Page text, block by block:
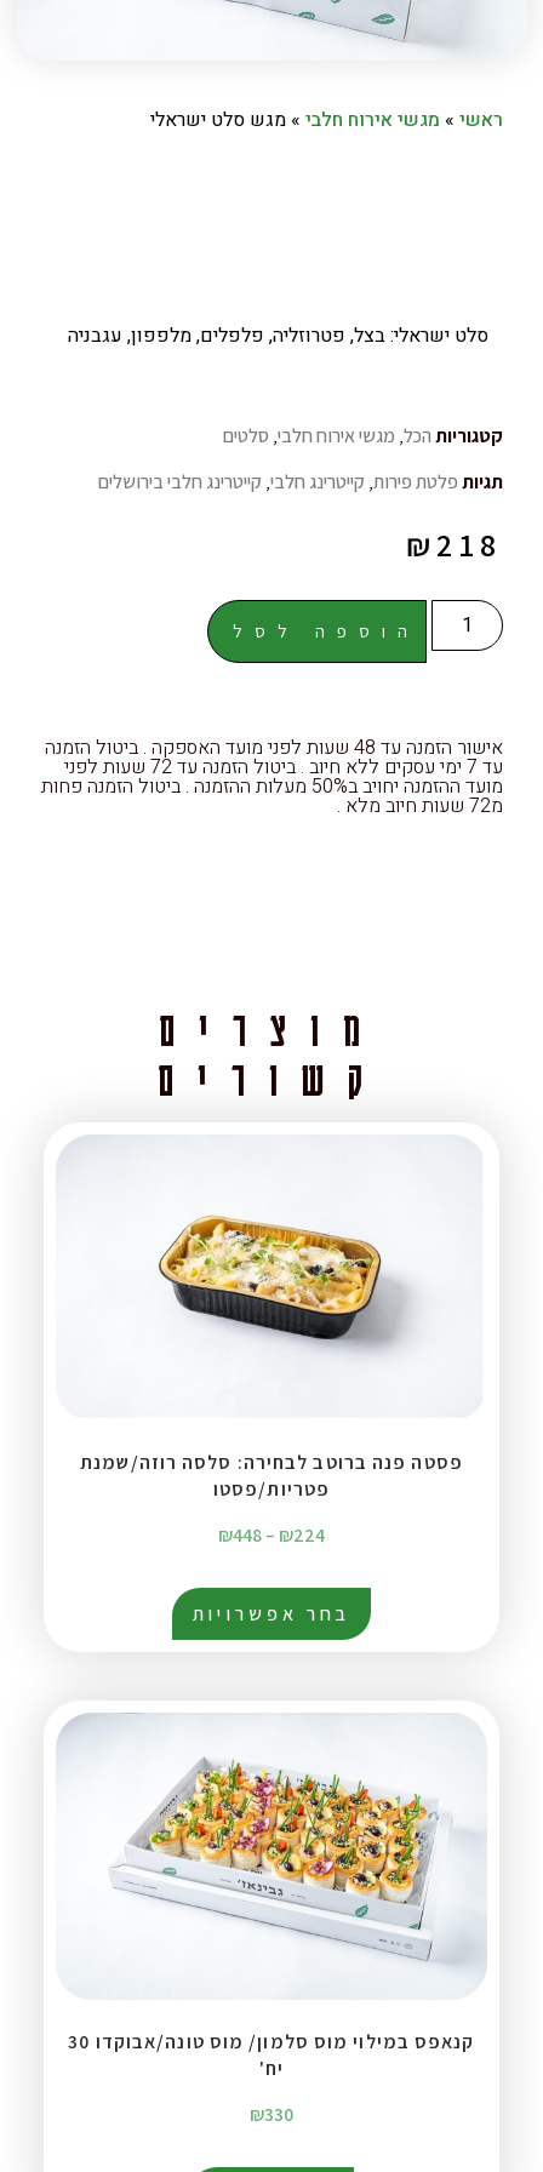
ראשי » מגשי אירוח חלבי »מגש סלט ישראלי
סלט ישראלי:בצל, פטרוזליה, פלפלים, מלפפון, עגבניה
קטגוריותהכל, מגשי אירוח חלבי, סלטים
תגיותפלטת פירות, קייטרינג חלבי, קייטרינג חלבי בירושלים
₪ 218
הוספה לסל
אישור הזמנה עד 48 שעות לפני מועד האספקה . ביטול הזמנה
עד 7 ימי עסקים ללא חיוב . ביטול הזמנה עד 72 שעות לפני
מועד ההזמנה יחויב ב50% מעלות ההזמנה . ביטול הזמנה פחות
מ72 שעות חיוב מלא .
מוצרים
קשורים
פסטה פנה ברוטב לבחירה: סלסה רוזה/שמנת
פטריות/פסטו
₪224
–
₪448
בחר אפשרויות
קנאפס במילוי מוס סלמון/ מוס טונה/אבוקדו 30
יח'
₪330